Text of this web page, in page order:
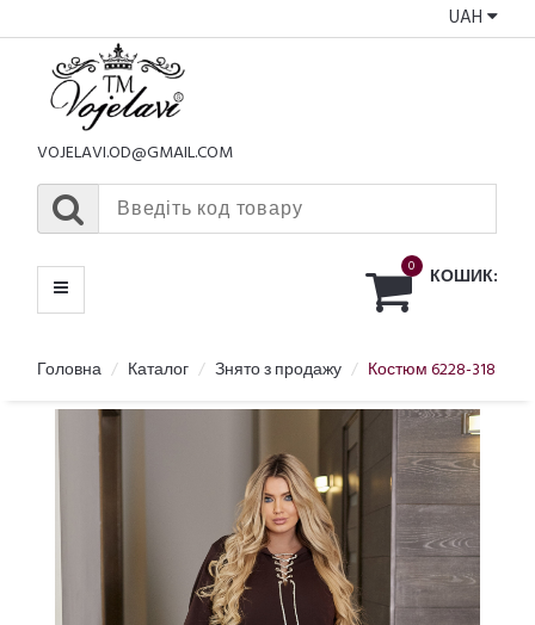
UAH
VOJELAVI.OD@GMAIL.COM
0 КОШИК:
МЕНЮ
Головна Каталог Знято з продажу Костюм 6228-318